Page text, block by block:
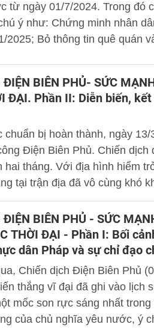
từ ngày 01/7/2024. Trong đó
ý như: Chứng minh nhân
2025; Bỏ thông tin quê quán
định được quốc tịch…
ĐIỆN BIÊN PHỦ- SỨC
ĐẠI. Phần II: Diễn biến,
chuẩn bị hoàn thành, ngày 13/
Điện Biên Phủ. Chiến dịch
hai tháng. Với địa hình hiểm
tại trận địa đã vô cùng khó
quả cảm, không quản ngại
ta đã tìm mọi cách vượt qua
nhiệm vụ.
ĐIỆN BIÊN PHỦ - SỨC
THỜI ĐẠI - Phần I: Bối
dân Pháp và sự chỉ đạo
Chiến dịch Điện Biên Phủ
thắng vĩ đại đã ghi vào lịch
mốc son rực sáng nhất trong
của chủ nghĩa yêu nước, ý